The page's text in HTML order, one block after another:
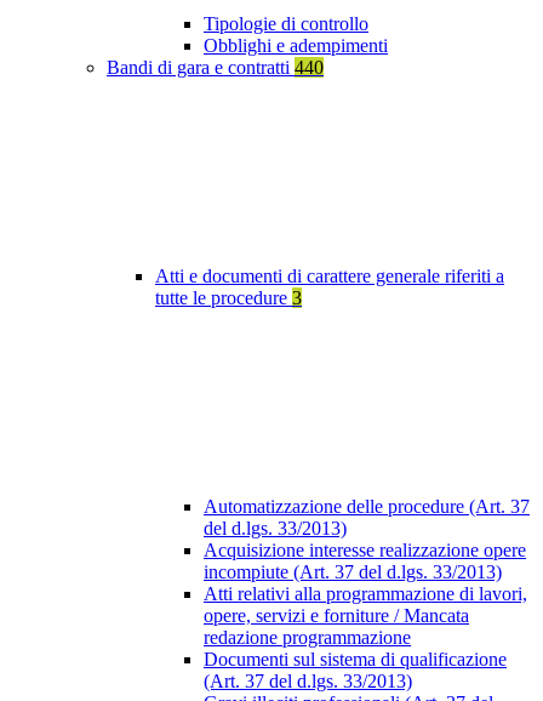
Tipologie di controllo
Obblighi e adempimenti
Bandi di gara e contratti 440
Atti e documenti di carattere generale riferiti a
tutte le procedure 3
Automatizzazione delle procedure (Art. 37
del d.lgs. 33/2013)
Acquisizione interesse realizzazione opere
incompiute (Art. 37 del d.lgs. 33/2013)
Atti relativi alla programmazione di lavori,
opere, servizi e forniture / Mancata
redazione programmazione
Documenti sul sistema di qualificazione
(Art. 37 del d.lgs. 33/2013)